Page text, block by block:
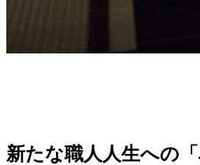
新たな職人人生への